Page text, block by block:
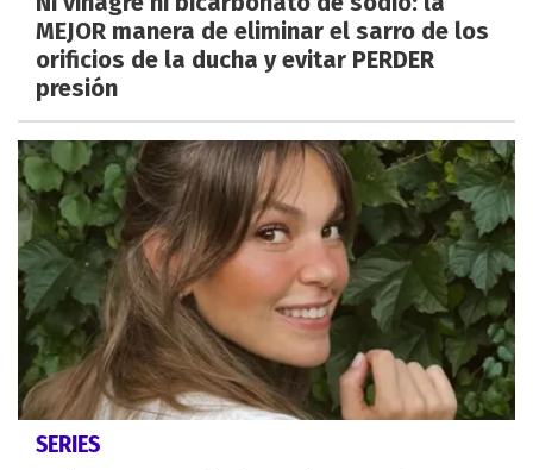
MEJOR manera de eliminar el sarro de los
orificios de la ducha y evitar PERDER
presión
SERIES